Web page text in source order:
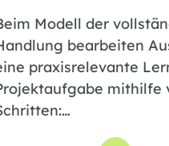
Modell der
bearbeiten
praxisrelevante
mithilfe